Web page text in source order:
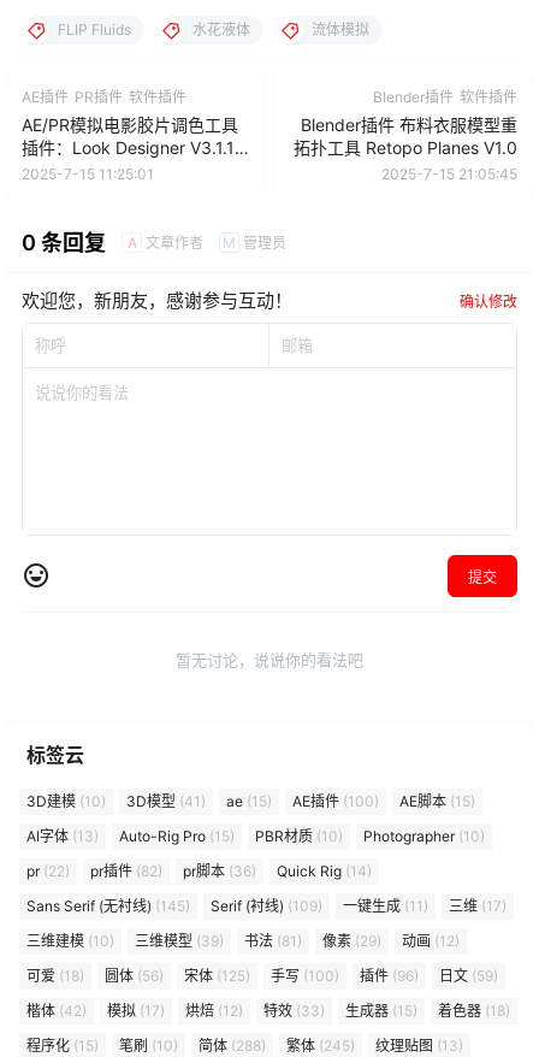
FLIP Fluids 水花液体 流体模拟
AE插件 PR插件 软件插件
AE/PR模拟电影胶片调色工具
插件：Look Designer V3.1.1
Win
2025-7-15 11:25:01
Blender插件 软件插件
Blender插件 布料衣服模型重
拓扑工具 Retopo Planes V1.0
2025-7-15 21:05:45
0 条回复 A 文章作者 M 管理员
欢迎您，新朋友，感谢参与互动！ 确认修改
提交
暂无讨论，说说你的看法吧
标签云
3D建模 (10) 3D模型 (41) ae (15) AE插件 (100) AE脚本 (15)
AI字体 (13) Auto-Rig Pro (15) PBR材质 (10) Photographer(10)
pr(22) pr插件 (82) pr脚本 (36) Quick Rig (14)
Sans Serif (无衬线) (145) Serif (衬线) (109) 一键生成 (11) 三维 (17)
三维建模 (10) 三维模型 (39) 书法 (81) 像素 (29) 动画 (12)
可爱 (18) 圆体 (56) 宋体 (125) 手写 (100) 插件 (96) 日文 (59)
楷体 (42) 模拟 (17) 烘焙 (12) 特效 (33) 生成器 (15) 着色器 (18)
程序化 (15) 笔刷 (10) 简体 (288) 繁体 (245) 纹理贴图 (13)